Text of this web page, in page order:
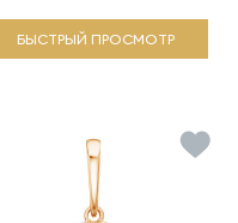
БЫСТРЫЙ ПРОСМОТР